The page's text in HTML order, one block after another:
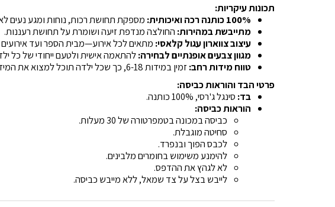
תכונות עיקריות:
100% כותנה רכה ואיכותית:
מספקת תחושת רכות, נוחות ומגע נעים
מתייבשת במהירות: החולצה מנדפת זיעה ושומרת על תחושת רעננות.
עיצוב צווארון עגול קלאסי: מתאים לכל אירוע—מבית הספר ועד אירועים
מגוון צבעים אופנתיים לבחירה:להתאמה אישית ולטעם ייחודי של כל
טווח מידות רחב:זמין במידות 6-18, כך שכל ילדה תוכל למצוא את המידה המתאימה לה.
פרטי הבד והוראות כביסה:
בד: סינגל ג'רסי, 100% כותנה.
הוראות כביסה:
כביסה במכונה בטמפרטורה של 30 מעלות.
סחיטה מוגבלת.
לכבס הפוך ובנפרד.
להימנע משימוש בחומרים מלבינים.
לא לגהץ את ההדפס.
לייבש בצל על צד שמאל, ללא מייבש כביסה.